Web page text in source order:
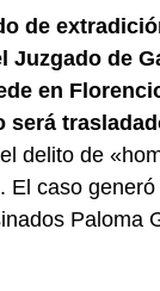
de
de
en
será
delito de
caso
Paloma